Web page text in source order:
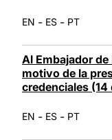
EN - ES - PT
Al Embajador de
motivo de la
credenciales (14
EN - ES - PT